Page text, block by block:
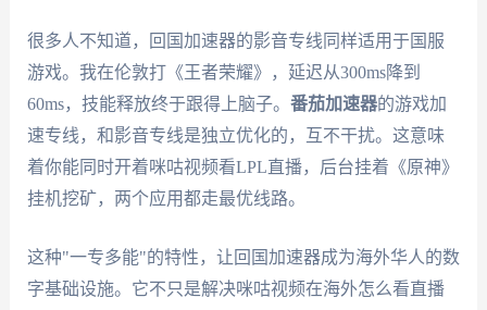
很多人不知道，回国加速器的影音专线同样适用于国服
游戏。我在伦敦打《王者荣耀》，延迟从300ms降到
60ms，技能释放终于跟得上脑子。 番茄加速器的游戏加
速专线，和影音专线是独立优化的，互不干扰。这意味
着你能同时开着咪咕视频看LPL直播，后台挂着《原神》
挂机挖矿，两个应用都走最优线路。
这种"一专多能"的特性，让回国加速器成为海外华人的数
字基础设施。它不只是解决咪咕视频在海外怎么看直播